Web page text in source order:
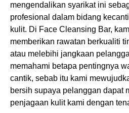
mengendalikan syarikat ini
profesional dalam bidang
kulit. Di Face Cleansing Bar,
memberikan rawatan berkualiti
atau melebihi jangkaan
memahami betapa pentingnya
cantik, sebab itu kami
bersih supaya pelanggan dapat
penjagaan kulit kami dengan